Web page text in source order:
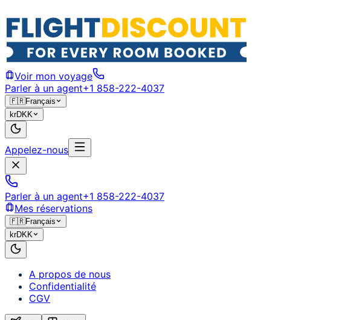
Voir mon voyage
Parler à un agent+1 858-222-4037
🇫🇷Français
krDKK
Appelez-nous
Parler à un agent+1 858-222-4037
Mes réservations
🇫🇷Français
krDKK
A propos de nous
Confidentialité
CGV